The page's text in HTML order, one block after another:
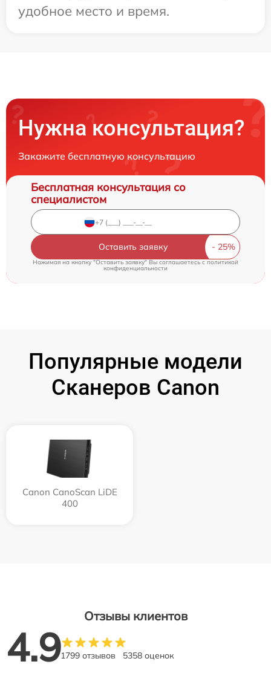
удобное место и время.
Нужна консультация?
Закажите бесплатную консультацию
Бесплатная консультация со
специалистом
Оставить заявку
Нажимая на кнопку "Оставить заявку" Вы соглашаетесь cполитикой
конфиденциальности
Популярные модели
Сканеров Canon
Canon CanoScan LiDE
400
Отзывы клиентов
4.91799 отзывов 5358 оценок